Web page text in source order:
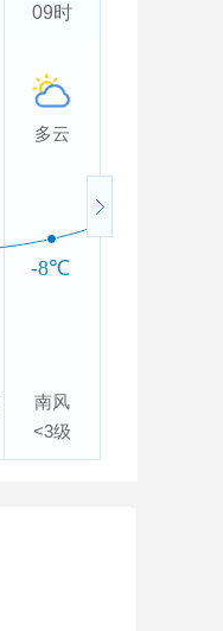
09时
多云
南风
<3级
-8℃